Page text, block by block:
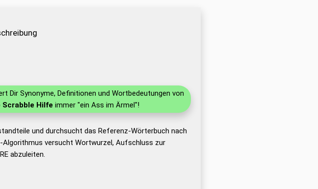
Dir Synonyme, Definitionen und Wortbedeutungen von
Scrabble Hilfe immer "ein Ass im Ärmel"!
und durchsucht das Referenz-Wörterbuch nach
versucht Wortwurzel, Aufschluss zur
abzuleiten.